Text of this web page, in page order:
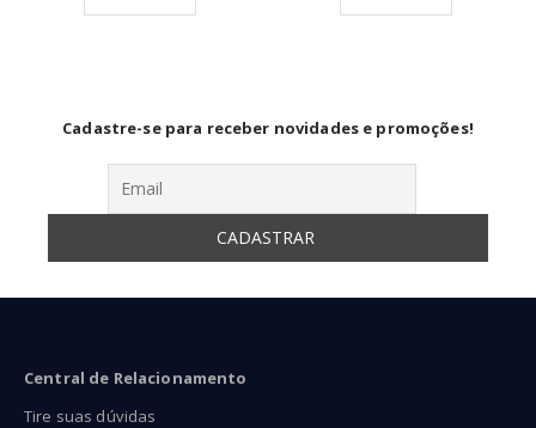
Cadastre-se para receber novidades e promoções!
Central de Relacionamento
Tire suas dúvidas